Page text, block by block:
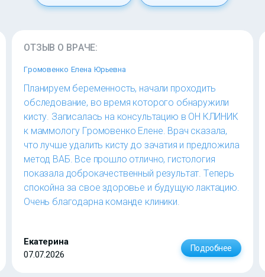
ОТЗЫВ О ВРАЧЕ:
Громовенко Елена Юрьевна
Планируем беременность, начали проходить
обследование, во время которого обнаружили
кисту. Записалась на консультацию в ОН КЛИНИК
к маммологу Громовенко Елене. Врач сказала,
что лучше удалить кисту до зачатия и предложила
метод ВАБ. Все прошло отлично, гистология
показала доброкачественный результат. Теперь
спокойна за свое здоровье и будущую лактацию.
Очень благодарна команде клиники.
Екатерина
07.07.2026
Подробнее